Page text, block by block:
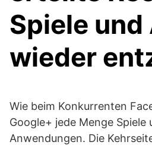
Spiele und
wieder
Wie beim Konkurrenten
Google+ jede Menge Spiele
Anwendungen. Die